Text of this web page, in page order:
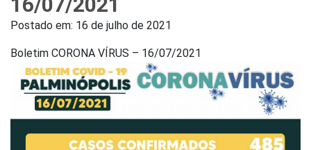
Postado em: 16 de julho de 2021
Boletim CORONA VÍRUS – 16/07/2021